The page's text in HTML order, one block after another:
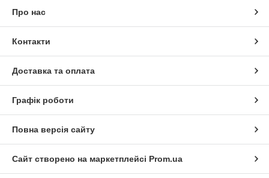
Про нас
Контакти
Доставка та оплата
Графік роботи
Повна версія сайту
Сайт створено на маркетплейсі Prom.ua